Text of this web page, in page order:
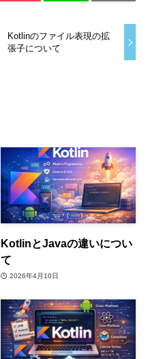
Kotlinのファイル表現の拡
張子について
KotlinとJavaの違いについ
て
2026年4月10日